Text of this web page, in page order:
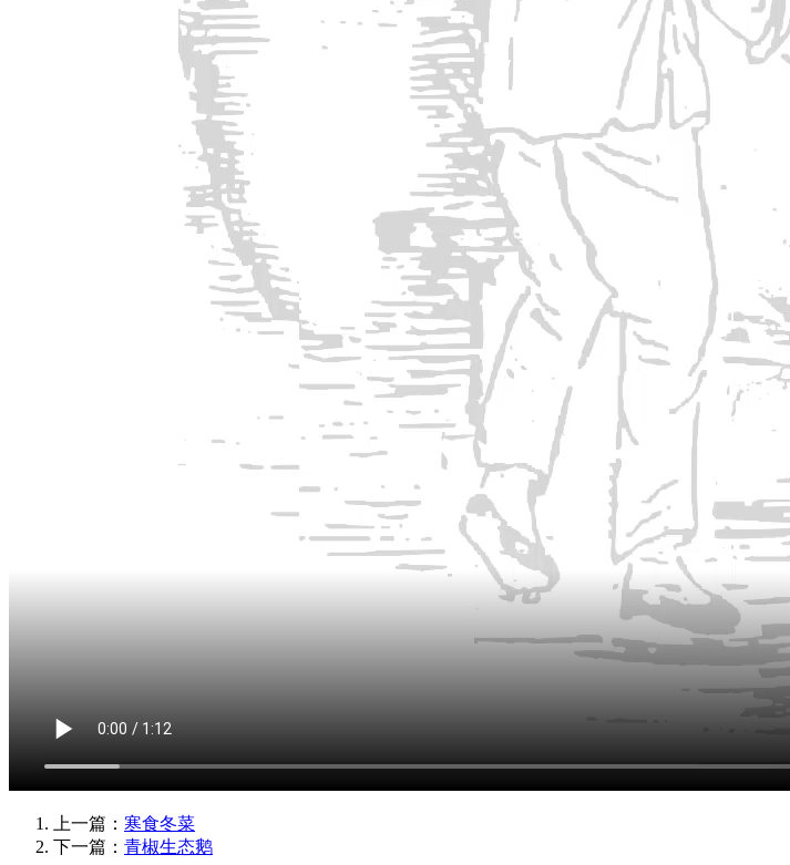
上一篇： 寒食冬菜
下一篇： 青椒生态鹅